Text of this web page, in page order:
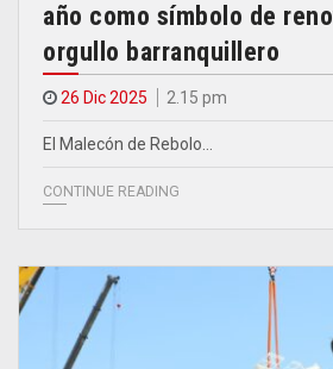
año como símbolo de
orgullo barranquillero
26 Dic 2025 2.15 pm
El Malecón de Rebolo…
CONTINUE READING